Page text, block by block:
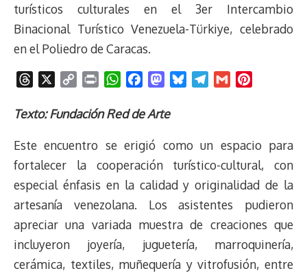
turísticos culturales en el 3er Intercambio
Binacional Turístico Venezuela-Türkiye, celebrado
en el Poliedro de Caracas.
r
a
d
p
L
i
n
i
W
a
s
A
p
c
b
o
M
s
o
o
s
k
g
r
a
m
l
e
r
e
t
Texto: Fundación Red de Arte
Este encuentro se erigió como un espacio para
fortalecer la cooperación turístico-cultural, con
especial énfasis en la calidad y originalidad de la
artesanía venezolana. Los asistentes pudieron
apreciar una variada muestra de creaciones que
incluyeron joyería, juguetería, marroquinería,
cerámica, textiles, muñequería y vitrofusión, entre